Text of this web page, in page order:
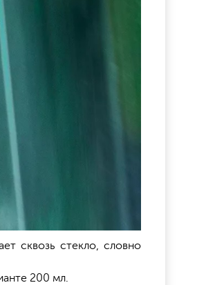
сквозь стекло, словно
200 мл.